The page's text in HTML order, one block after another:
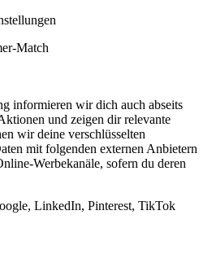
Match
informieren wir dich auch abseits
und zeigen dir relevante
wir deine verschlüsselten
mit folgenden externen Anbietern
Werbekanäle, sofern du deren
LinkedIn, Pinterest, TikTok